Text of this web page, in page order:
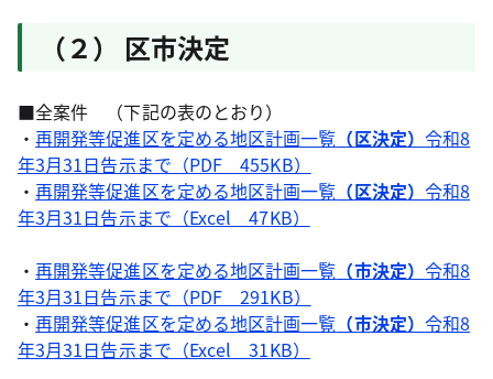
（２） 区市決定
■全案件 （下記の表のとおり）
・再開発等促進区を定める地区計画一覧 （区決定） 令和8
年3月31日告示まで（PDF 455KB）
・再開発等促進区を定める地区計画一覧 （区決定） 令和8
年3月31日告示まで（Excel 47KB）
・再開発等促進区を定める地区計画一覧 （市決定） 令和8
年3月31日告示まで（PDF 291KB）
・再開発等促進区を定める地区計画一覧 （市決定） 令和8
年3月31日告示まで（Excel 31KB）